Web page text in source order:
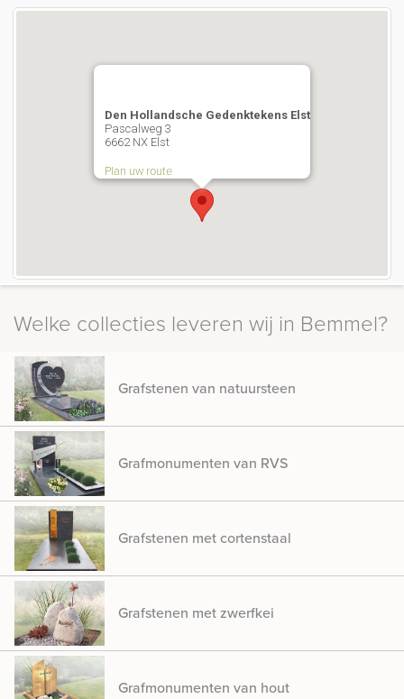
Den Hollandsche Gedenktekens Elst
Pascalweg 3
6662 NX Elst
Plan uw route
Welke collecties leveren wij in Bemmel?
Grafstenen van natuursteen
Grafmonumenten van RVS
Grafstenen met cortenstaal
Grafstenen met zwerfkei
Grafmonumenten van hout